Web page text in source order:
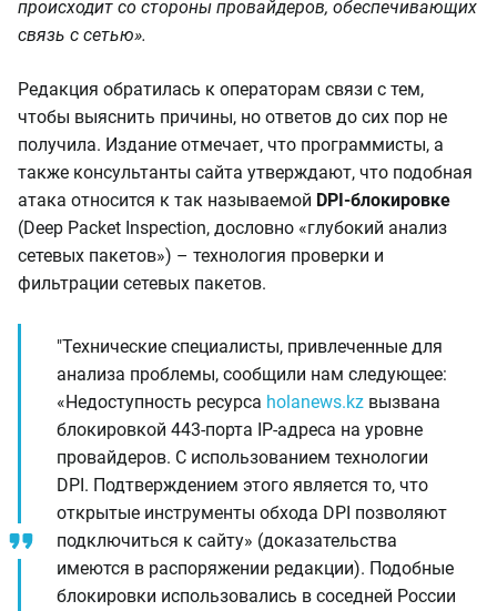
происходит со стороны провайдеров, обеспечивающих
связь с сетью».
Редакция обратилась к операторам связи с тем,
чтобы выяснить причины, но ответов до сих пор не
получила. Издание отмечает, что программисты, а
также консультанты сайта утверждают, что подобная
атака относится к так называемой DPI-блокировке
(Deep Packet Inspection, дословно «глубокий анализ
сетевых пакетов») – технология проверки и
фильтрации сетевых пакетов.
"Технические специалисты, привлеченные для
анализа проблемы, сообщили нам следующее:
«Недоступность ресурса holanews.kz вызвана
блокировкой 443-порта IP-адреса на уровне
провайдеров. С использованием технологии
DPI. Подтверждением этого является то, что
открытые инструменты обхода DPI позволяют
подключиться к сайту» (доказательства
имеются в распоряжении редакции). Подобные
блокировки использовались в соседней России